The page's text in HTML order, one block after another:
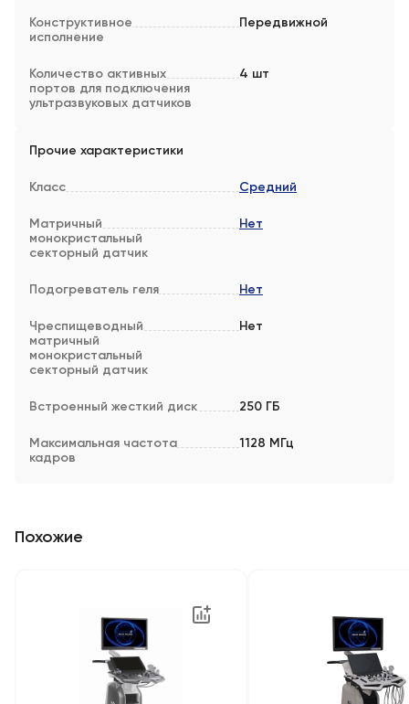
Конструктивное
исполнение
Передвижной
Количество активных
портов для подключения
ультразвуковых датчиков
4 шт
Прочие характеристики
Класс Средний
Матричный
монокристальный
секторный датчик
Нет
Подогреватель геля Нет
Чреспищеводный
матричный
монокристальный
секторный датчик
Нет
Встроенный жесткий диск 250 ГБ
Максимальная частота
кадров
1128 МГц
Похожие